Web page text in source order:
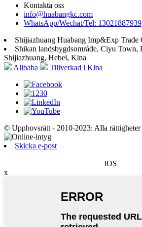
Kontakta oss
info@huabangkc.com
WhatsApp/Wechat/Tel: 13021887939
Shijiazhuang Huabang Imp&Exp Trade
Shikan landsbygdsområde, Ciyu Town,
Shijiazhuang, Hebei, Kina
Alibaba
Tillverkad i Kina
© Upphovsrätt - 2010-2023: Alla rättigheter
Skicka e-post
iOS
x